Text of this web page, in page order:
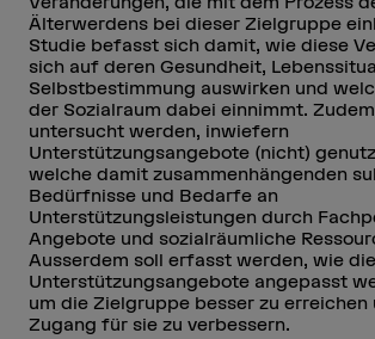
Älterwerdens bei dieser Zielgruppe
Studie befasst sich damit, wie diese
sich auf deren Gesundheit,
Selbstbestimmung auswirken und
der Sozialraum dabei einnimmt.
untersucht werden, inwiefern
Unterstützungsangebote (nicht)
welche damit zusammenhängenden
Bedürfnisse und Bedarfe an
Unterstützungsleistungen durch
Angebote und sozialräumliche
Ausserdem soll erfasst werden, wie die
Unterstützungsangebote angepasst
um die Zielgruppe besser zu erreichen
Zugang für sie zu verbessern.